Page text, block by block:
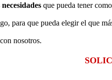
que pueda tener
para que pueda elegir el que
nosotros.